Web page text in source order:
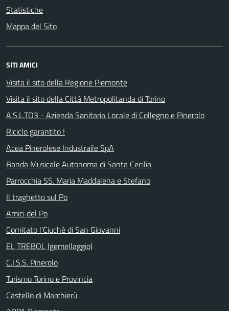
Statistiche
Mappa del Sito
SITI AMICI
Visita il sito della Regione Piemonte
Visita il sito della Città Metropolitanda di Torino
A.S.L.TO3 - Azienda Sanitaria Locale di Collegno e Pinerolo
Riciclo garantito !
Acea Pinerolese Industraile SpA
Banda Musicale Autonoma di Santa Cecilia
Parrocchia SS. Maria Maddalena e Stefano
Il traghetto sul Po
Amici del Po
Comitato l'Ciuchè di San Giovanni
EL TREBOL (gemellaggio)
C.I.S.S. Pinerolo
Turismo Torino e Provincia
Castello di Marchierù